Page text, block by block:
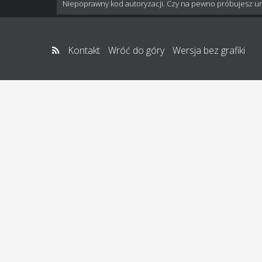
Niepoprawny kod autoryzacji. Czy na pewno próbujesz
Kontakt Wróć do góry Wersja bez grafiki